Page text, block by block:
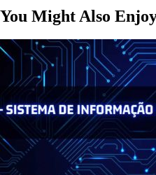
You Might Also